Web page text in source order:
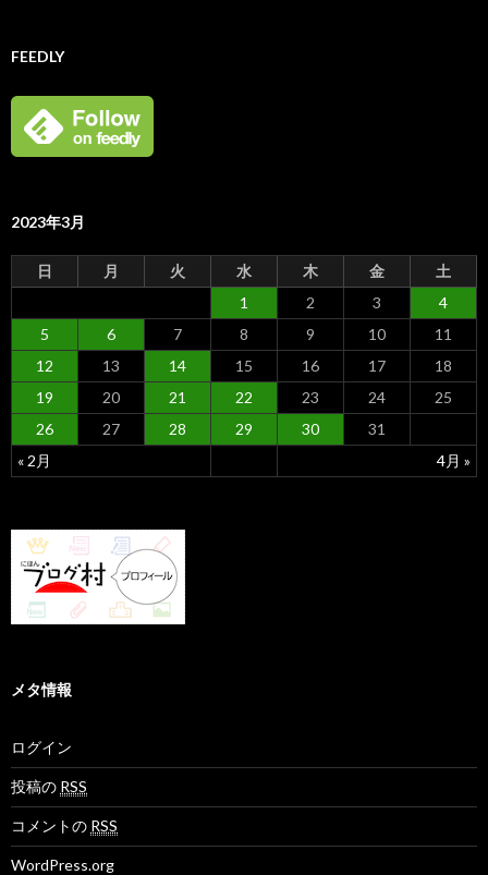
FEEDLY
2023年3月
日 月 火 水 木 金 土
« 2月 4月 »
1 2 3
4
5
6 7 8 9 10
11
12
13 14 15 16 17
18
19
20 21 22 23 24
25
26
27 28 29 30 31
メタ情報
ログイン
投稿の RSS
コメントの RSS
WordPress.org